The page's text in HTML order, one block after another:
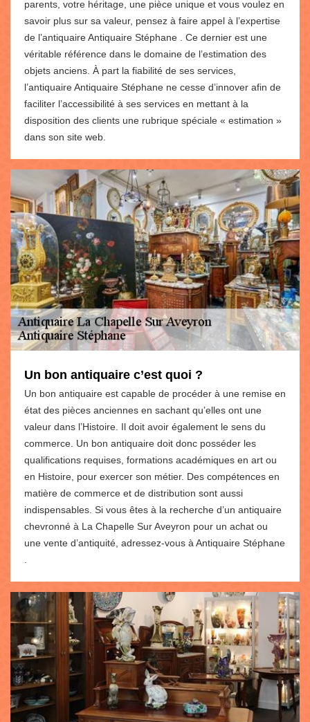
parents, votre héritage, une pièce unique et vous voulez en
savoir plus sur sa valeur, pensez à faire appel à l’expertise
de l’antiquaire Antiquaire Stéphane . Ce dernier est une
véritable référence dans le domaine de l’estimation des
objets anciens. À part la fiabilité de ses services,
l’antiquaire Antiquaire Stéphane ne cesse d’innover afin de
faciliter l’accessibilité à ses services en mettant à la
disposition des clients une rubrique spéciale « estimation »
dans son site web.
Un bon antiquaire c’est quoi ?
Un bon antiquaire est capable de procéder à une remise en
état des pièces anciennes en sachant qu’elles ont une
valeur dans l’Histoire. Il doit avoir également le sens du
commerce. Un bon antiquaire doit donc posséder les
qualifications requises, formations académiques en art ou
en Histoire, pour exercer son métier. Des compétences en
matière de commerce et de distribution sont aussi
indispensables. Si vous êtes à la recherche d’un antiquaire
chevronné à La Chapelle Sur Aveyron pour un achat ou
une vente d’antiquité, adressez-vous à Antiquaire Stéphane